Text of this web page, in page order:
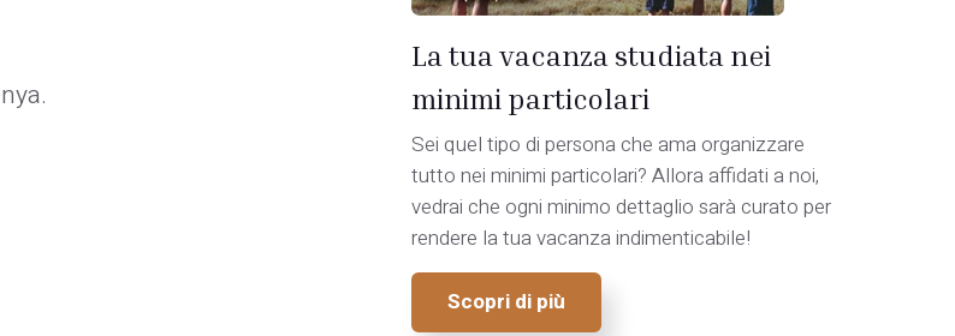
La tua vacanza studiata nei
minimi particolari
Sei quel tipo di persona che ama organizzare
tutto nei minimi particolari? Allora affidati a noi,
vedrai che ogni minimo dettaglio sarà curato per
rendere la tua vacanza indimenticabile!
Scopri di più